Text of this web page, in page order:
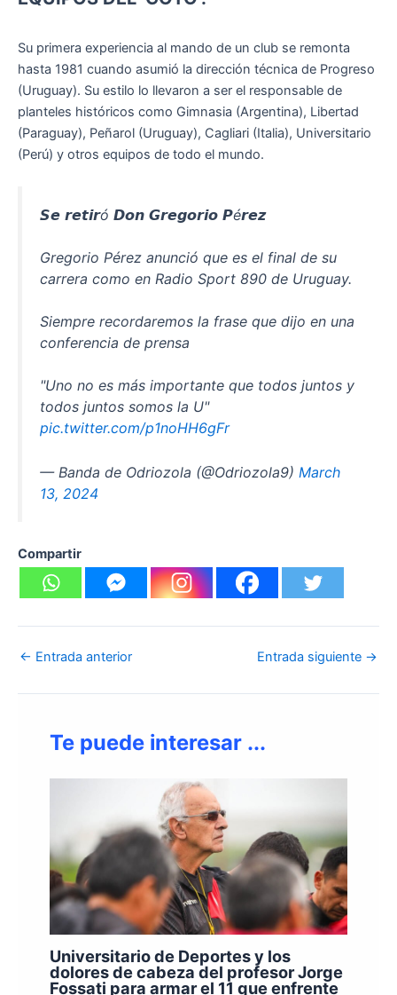
Su primera experiencia al mando de un club se remonta
hasta 1981 cuando asumió la dirección técnica de Progreso
(Uruguay). Su estilo lo llevaron a ser el responsable de
planteles históricos como Gimnasia (Argentina), Libertad
(Paraguay), Peñarol (Uruguay), Cagliari (Italia), Universitario
(Perú) y otros equipos de todo el mundo.
𝙎𝙚 𝙧𝙚𝙩𝙞𝙧ó 𝘿𝙤𝙣 𝙂𝙧𝙚𝙜𝙤𝙧𝙞𝙤 𝙋é𝙧𝙚𝙯
Gregorio Pérez anunció que es el final de su
carrera como en Radio Sport 890 de Uruguay.
Siempre recordaremos la frase que dijo en una
conferencia de prensa
"Uno no es más importante que todos juntos y
todos juntos somos la U"
pic.twitter.com/p1noHH6gFr
— Banda de Odriozola (@Odriozola9) March
13, 2024
Compartir
← Entrada anterior Entrada siguiente →
Te puede interesar ...
Universitario de Deportes y los
dolores de cabeza del profesor Jorge
Fossati para armar el 11 que enfrente